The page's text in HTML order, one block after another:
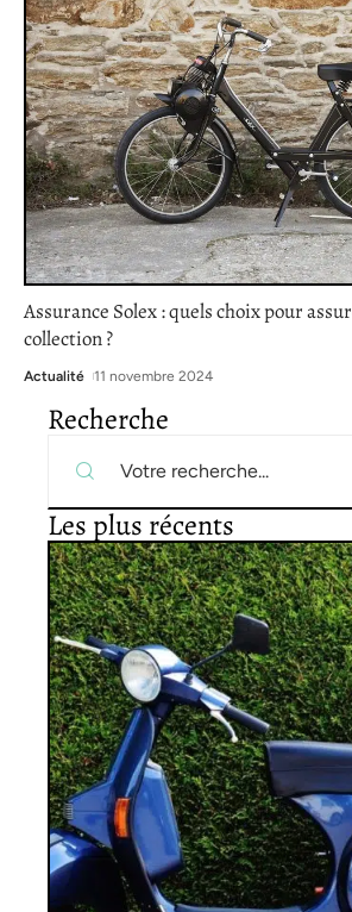
Assurance Solex : quels choix pour
collection ?
Actualité 11 novembre 2024
Recherche
Les plus récents